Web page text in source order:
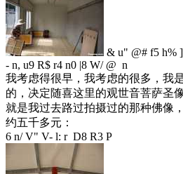
& u" @# f5 h%
- n, u9 R$ r4 n0 |8 W/ @ n
我考虑得很早，我考虑的很多，我
的，决定随喜这里的观世音菩萨圣
就是我过去路过拍摄过的那种佛像
约五千多元：
6 n/ V" V- l: r D8 R3 P